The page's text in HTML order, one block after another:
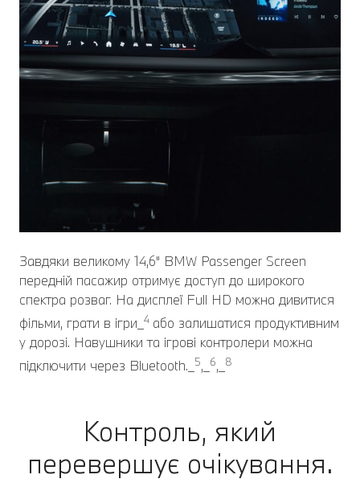
Завдяки великому 14,6" BMW Passenger Screen
передній пасажир отримує доступ до широкого
спектра розваг. На дисплеї Full HD можна дивитися
фільми, грати в ігри_ 4 або залишатися продуктивним
у дорозі. Навушники та ігрові контролери можна
підключити через Bluetooth._ 5,_ 6,_ 8
Контроль, який
перевершує очікування.